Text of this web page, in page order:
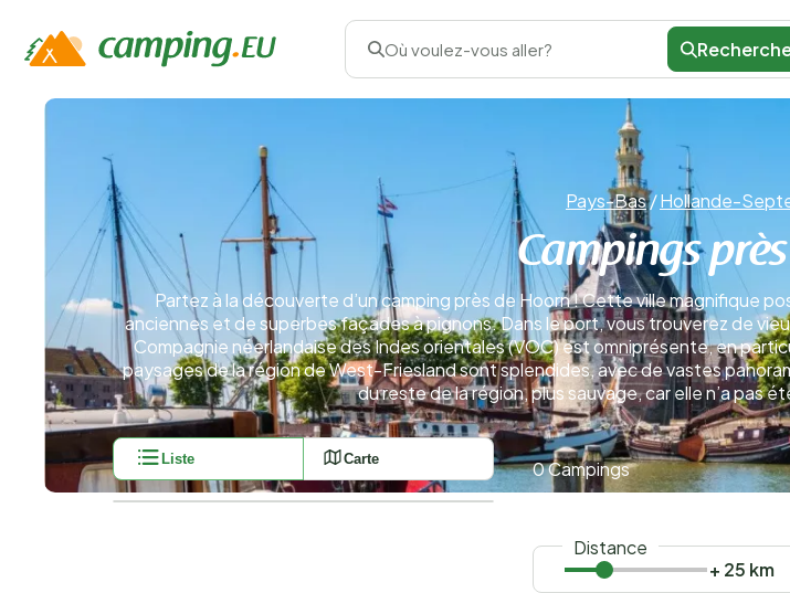
Où voulez-vous aller?
Pays-Bas/Hollande-
Campings
Partez à la découverte d’un camping près de Hoorn ! Cette ville magnifique
anciennes et de superbes façades à pignons. Dans le port, vous trouverez de
Compagnie néerlandaise des Indes orientales (VOC) est omniprésente, en
paysages de la région de West-Friesland sont splendides, avec de vastes
du reste de la région, plus sauvage, car elle n’a pas
Liste Carte 0 Campings
Distance
+ 25 km